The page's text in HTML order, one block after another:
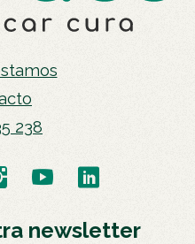
238
newsletter